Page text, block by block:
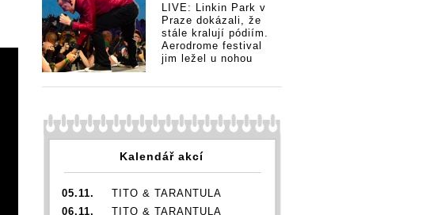
LIVE: Linkin Park v
Praze dokázali, že
stále kralují pódiím.
Aerodrome festival
jim ležel u nohou
Kalendář akcí
05.11.
TITO & TARANTULA
06.11.
TITO & TARANTULA